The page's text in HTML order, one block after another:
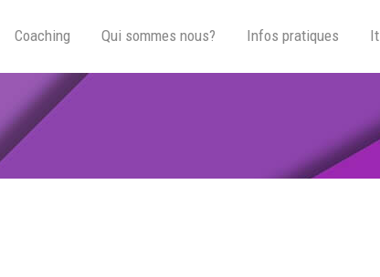
Coaching Qui sommes nous? Infos pratiques